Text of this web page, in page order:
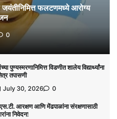
जयंतीनिमित्त फलटणमध्ये आरोग्य
0
पुण्यस्मरणानिमित्त विडणीत शालेय विद्यार्थ्यांना
तपासणी
July 30, 2026 0
आरक्षण आणि मेंढपाळांना संरक्षणासाठी
निवेदन!